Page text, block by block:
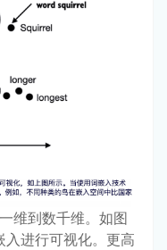
维到数千维。如图
进行可视化。更高